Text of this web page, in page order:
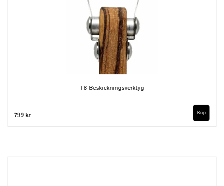
T8 Beskickningsverktyg
799 kr